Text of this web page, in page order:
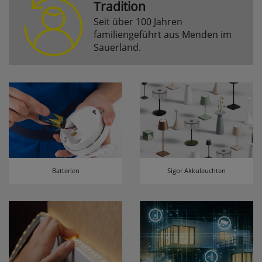
Tradition
Seit über 100 Jahren
familiengeführt aus Menden im
Sauerland.
Batterien Sigor Akkuleuchten
Komfortfunktionen
ws_pferdekaemper_01-aa_welcome_cookie
Dieses Cookie speichert Ihre Emailadresse, damit
Sie diese beim Betreten des Shops nicht erneut
eingeben müssen.
Design-Cookie
ws8_pferdekaemper_01-aa_design_cookie
Speichern des Suchbegriffes
searchvalue
Dieses Cookie speichert den einegebenen
Suchbegriff, damit Sie diesen beim Verfeinern
nicht erneut eingeben müssen.